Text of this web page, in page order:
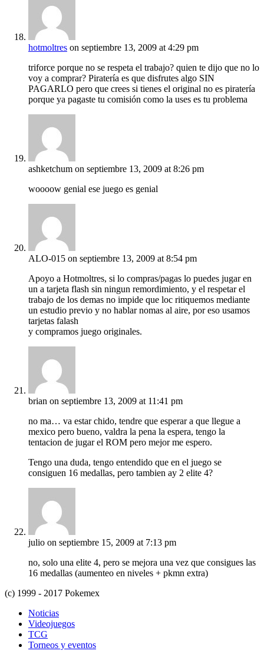
hotmoltres on septiembre 13, 2009 at 4:29 pm
triforce porque no se respeta el trabajo? quien te dijo que no lo
voy a comprar? Piratería es que disfrutes algo SIN
PAGARLO pero que crees si tienes el original no es piratería
porque ya pagaste tu comisión como la uses es tu problema
ashketchum on septiembre 13, 2009 at 8:26 pm
woooow genial ese juego es genial
ALO-015 on septiembre 13, 2009 at 8:54 pm
Apoyo a Hotmoltres, si lo compras/pagas lo puedes jugar en
un a tarjeta flash sin ningun remordimiento, y el respetar el
trabajo de los demas no impide que loc ritiquemos mediante
un estudio previo y no hablar nomas al aire, por eso usamos
tarjetas falash
y compramos juego originales.
brian on septiembre 13, 2009 at 11:41 pm
no ma… va estar chido, tendre que esperar a que llegue a
mexico pero bueno, valdra la pena la espera, tengo la
tentacion de jugar el ROM pero mejor me espero.
Tengo una duda, tengo entendido que en el juego se
consiguen 16 medallas, pero tambien ay 2 elite 4?
julio on septiembre 15, 2009 at 7:13 pm
no, solo una elite 4, pero se mejora una vez que consigues las
16 medallas (aumenteo en niveles + pkmn extra)
(c) 1999 - 2017 Pokemex
Noticias
Videojuegos
TCG
Torneos y eventos